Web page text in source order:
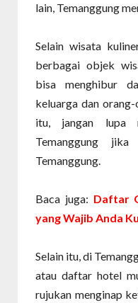
lain, Temanggung
Selain wisata
berbagai objek
bisa menghibur
keluarga dan
itu, jangan lupa
Temanggung
Temanggung.
Baca juga: Daftar
yang Wajib Anda
Selain itu, di
atau daftar hotel
rujukan menginap